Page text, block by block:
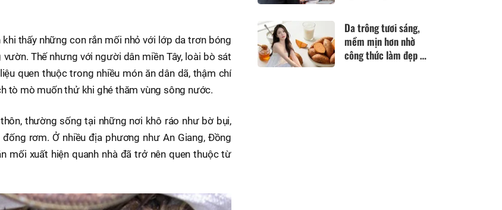
thấy những con rắn mối nhỏ với lớp da trơn bóng
Thế nhưng với người dân miền Tây, loài bò sát
quen thuộc trong nhiều món ăn dân dã, thậm chí
tò mò muốn thử khi ghé thăm vùng sông nước.
thường sống tại những nơi khô ráo như bờ bụi,
rơm. Ở nhiều địa phương như An Giang, Đồng
mối xuất hiện quanh nhà đã trở nên quen thuộc từ
Da trông tươi sáng,
mềm mịn hơn nhờ
công thức làm đẹp từ